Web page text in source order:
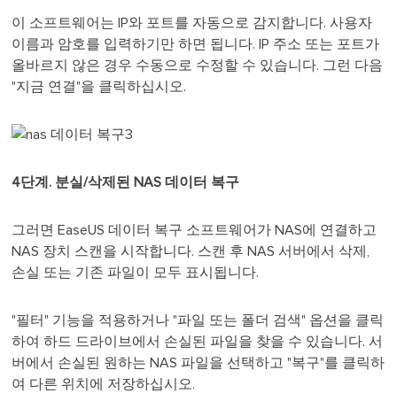
이 소프트웨어는 IP와 포트를 자동으로 감지합니다. 사용자
이름과 암호를 입력하기만 하면 됩니다. IP 주소 또는 포트가
올바르지 않은 경우 수동으로 수정할 수 있습니다. 그런 다음
"지금 연결"을 클릭하십시오.
4단계. 분실/삭제된 NAS 데이터 복구
그러면 EaseUS 데이터 복구 소프트웨어가 NAS에 연결하고
NAS 장치 스캔을 시작합니다. 스캔 후 NAS 서버에서 삭제,
손실 또는 기존 파일이 모두 표시됩니다.
"필터" 기능을 적용하거나 "파일 또는 폴더 검색" 옵션을 클릭
하여 하드 드라이브에서 손실된 파일을 찾을 수 있습니다. 서
버에서 손실된 원하는 NAS 파일을 선택하고 "복구"를 클릭하
여 다른 위치에 저장하십시오.